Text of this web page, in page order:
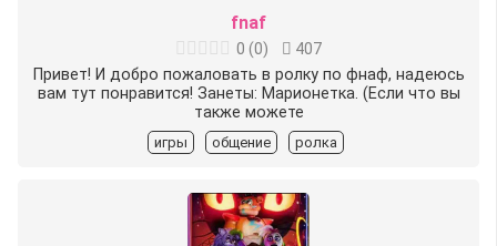
fnaf
0 (0)
407
Привет! И добро пожаловать в ролку по фнаф, надеюсь
вам тут понравится! Занеты: Марионетка. (Если что вы
также можете
игры общение ролка